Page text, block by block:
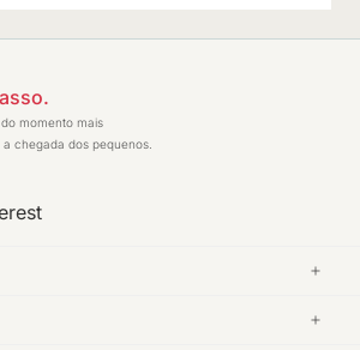
momento mais
chegada dos pequenos.